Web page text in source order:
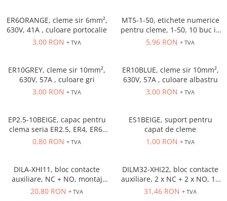
Router si switch-uri industriale
Afisoare digitale
Senzori fotoelectrici
Senzori inductivi
Senzori magnetici-rezistivi
TRIO-PS
TRIO-UPS
Butoane si accesorii
Lampa multi LED
pentru motor
Direct-On-Line Starters
Cleme sir
Accesorii cleme
ER6ORANGE, cleme sir 6mm²,
630V, 41A , culoare portocalie
3,00 RON + TVA
MT5-1-50, etichete numerice
pentru cleme, 1-50, 10 buc in
cutie
5,96 RON + TVA
ER10GREY, cleme sir 10mm²,
630V, 57A , culoare gri
3,00 RON + TVA
ER10BLUE, cleme sir 10mm²,
630V, 57A , culoare albastru
3,00 RON + TVA
EP2.5-10BEIGE, capac pentru
clema seria ER2.5, ER4, ER6,
ER10 Beige
0,80 RON + TVA
ES1BEIGE, suport pentru
capat de cleme
1,00 RON + TVA
DILA-XHI11, bloc contacte
auxiliare, NC + NO, montaj
frontal
20,80 RON + TVA
DILM32-XHI22, bloc contacte
auxiliare, 2 x NC + 2 x NO, 16
A, montaj frontal
31,46 RON + TVA